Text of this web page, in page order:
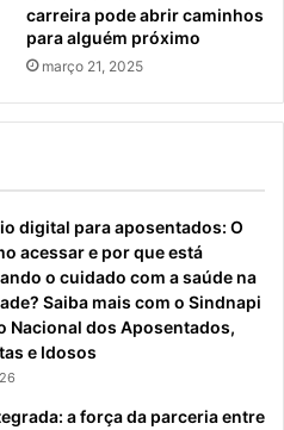
carreira pode abrir caminhos
para alguém próximo
março 21, 2025
digital para aposentados: O
acessar e por que está
o cuidado com a saúde na
Saiba mais com o Sindnapi
Nacional dos Aposentados,
e Idosos
a força da parceria entre